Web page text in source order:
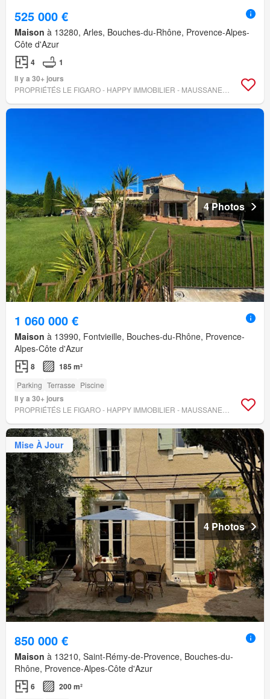
525 000 €
Maison à 13280, Arles, Bouches-du-Rhône, Provence-Alpes-
Côte d'Azur
4
1
Il y a 30+ jours
4 Photos
1 060 000 €
Maison à 13990, Fontvieille, Bouches-du-Rhône, Provence-
Alpes-Côte d'Azur
8 185 m²
Parking Terrasse Piscine
Il y a 30+ jours
Mise À Jour
4 Photos
850 000 €
Maison à 13210, Saint-Rémy-de-Provence, Bouches-du-
Rhône, Provence-Alpes-Côte d'Azur
6 200 m²